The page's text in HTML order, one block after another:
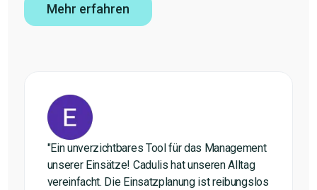
Mehr erfahren
"Ein unverzichtbares Tool für das Management
unserer Einsätze! Cadulis hat unseren Alltag
vereinfacht. Die Einsatzplanung ist reibungslos